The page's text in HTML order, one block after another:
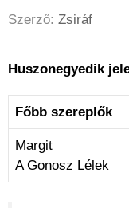
Szerző: Zsiráf
Huszonegyedik
Főbb szereplők
Margit
A Gonosz Lélek